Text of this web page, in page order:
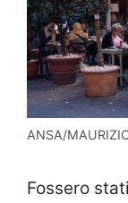
ANSA/
Fossero